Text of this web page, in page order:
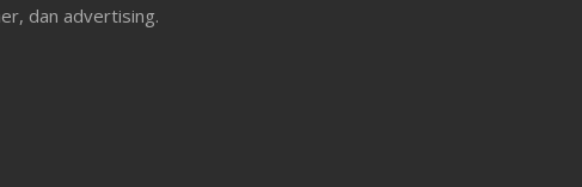
dan advertising.